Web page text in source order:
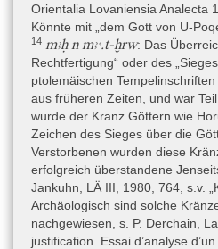
Tra i papiri torinesi, in: Oriens
- Roccati 1984: A. Roccati, Les
Société Française d’Égyptologie 99,
Eine vollständige Bibliographie
Online-Ressourcen
www.trismegistos.org/text/755028.
http://papyri.museoegizio.it/!80915
Deir el-Medina Database
Orientalia Lovaniensia Analecta
Könnte mit „dem Gott von U-
14 mꜣḥ n mꜣꜥ.t-ḫrw: Das
Rechtfertigung“ oder des
ptolemäischen
aus früheren Zeiten, und war
wurde der Kranz Göttern wie
Zeichen des Sieges über die
Verstorbenen wurden diese
erfolgreich überstandene
Jankuhn, LÄ III, 1980, 764, s.v.
Archäologisch sind solche
nachgewiesen, s. P. Derchain,
justification. Essai d’analyse